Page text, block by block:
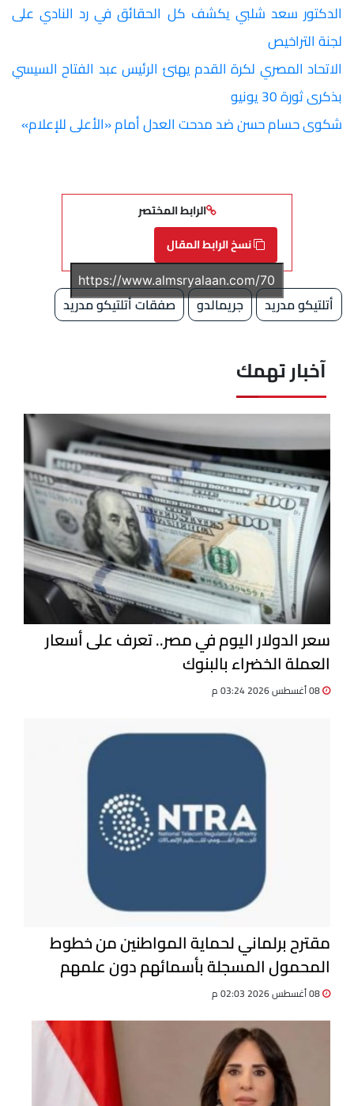
الدكتور سعد شلبي يكشف كل الحقائق في رد النادي على
لجنة التراخيص
الاتحاد المصري لكرة القدم يهنئ الرئيس عبد الفتاح السيسي
بذكرى ثورة 30 يونيو
شكوى حسام حسن ضد مدحت العدل أمام «الأعلى للإعلام»
الرابط المختصر
نسخ الرابط المقال
أتلتيكو مدريد جريمالدو صفقات أتلتيكو مدريد
آخبار تهمك
سعر الدولار اليوم في مصر.. تعرف على أسعار
العملة الخضراء بالبنوك
مقترح برلماني لحماية المواطنين من خطوط
المحمول المسجلة بأسمائهم دون علمهم